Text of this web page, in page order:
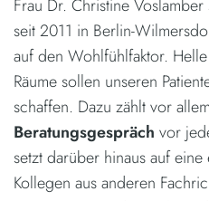
Frau Dr. Christine
seit 2011 in Berlin-
auf den Wohlfühlfaktor.
Räume sollen unseren
schaffen. Dazu zählt vor allem
Beratungsgespräch vor
setzt darüber hinaus auf
Kollegen aus anderen